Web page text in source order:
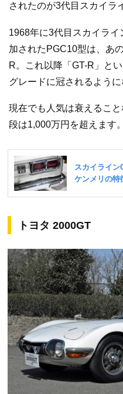
されたのが3代目スカイラ
1968年に3代目スカイラ
加されたPGC10型は、あ
R。これ以降「GT-R」と
グレードに冠されるように
現在でも人気は衰えるこ
段は1,000万円を超えます。
トヨタ 2000GT